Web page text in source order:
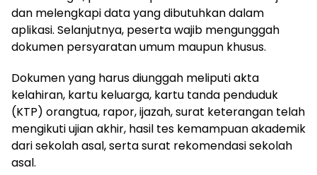
dan melengkapi data yang dibutuhkan dalam
aplikasi. Selanjutnya, peserta wajib mengunggah
dokumen persyaratan umum maupun khusus.
Dokumen yang harus diunggah meliputi akta
kelahiran, kartu keluarga, kartu tanda penduduk
(KTP) orangtua, rapor, ijazah, surat keterangan telah
mengikuti ujian akhir, hasil tes kemampuan akademik
dari sekolah asal, serta surat rekomendasi sekolah
asal.